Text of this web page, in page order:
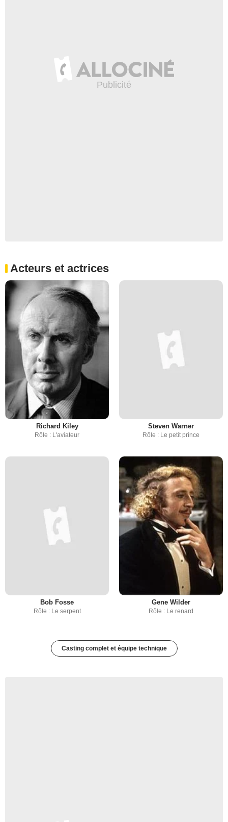
Acteurs et actrices
Richard Kiley
Rôle : L'aviateur
Steven Warner
Rôle : Le petit prince
Bob Fosse
Rôle : Le serpent
Gene Wilder
Rôle : Le renard
Casting complet et équipe technique